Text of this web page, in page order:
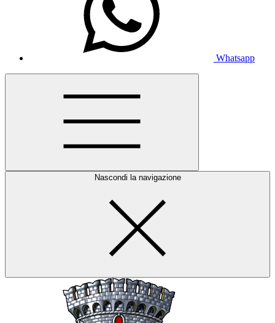
Whatsapp
Nascondi la navigazione